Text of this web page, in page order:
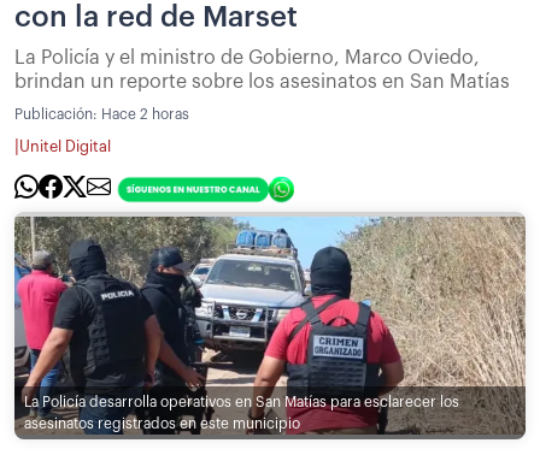
con la red de Marset
La Policía y el ministro de Gobierno, Marco Oviedo,
brindan un reporte sobre los asesinatos en San Matías
Publicación: Hace 2 horas
Unitel Digital
La Policía desarrolla operativos en San Matías para esclarecer los
asesinatos registrados en este municipio